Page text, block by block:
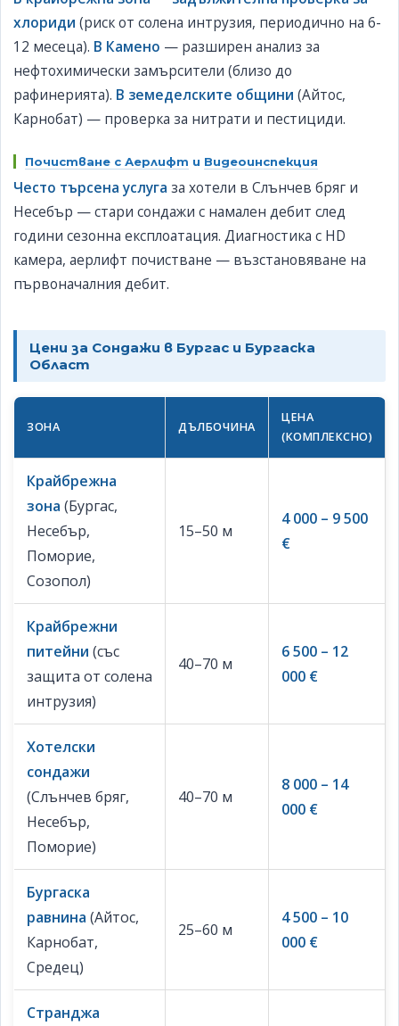
хлориди (риск от солена интрузия, периодично на 6-
12 месеца). В Камено — разширен анализ за
нефтохимически замърсители (близо до
рафинерията). В земеделските общини (Айтос,
Карнобат) — проверка за нитрати и пестициди.
Почистване с Аерлифт и Видеоинспекция
Често търсена услуга за хотели в Слънчев бряг и
Несебър — стари сондажи с намален дебит след
години сезонна експлоатация. Диагностика с HD
камера, аерлифт почистване — възстановяване на
първоначалния дебит.
Цени за Сондажи в Бургас и Бургаска
Област
ЗОНА ДЪЛБОЧИНА
ЦЕНА
(КОМПЛЕКСНО)
Крайбрежна
зона (Бургас,
Несебър,
Поморие,
Созопол)
15–50 м
4 000 – 9 500
€
Крайбрежни
питейни (със
защита от солена
интрузия)
40–70 м
6 500 – 12
000 €
Хотелски
сондажи
(Слънчев бряг,
Несебър,
Поморие)
40–70 м
8 000 – 14
000 €
Бургаска
равнина (Айтос,
Карнобат,
Средец)
25–60 м
4 500 – 10
000 €
Странджа